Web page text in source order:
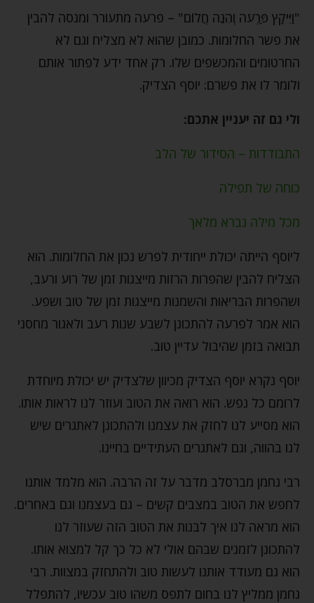
"וַיִּיקַץ פַּרְעֹה וְהִנֵּה חֲלוֹם" – פרעה מתעורר ומנסה להבין
את פשר החלומות. כמובן שהוא לא מצליח וגם לא
החרטומים והמכשפים שלו. רק אחד ידע לפתור אותם
ולומר לו את פשרם: יוסף הצדיק.
ולי גם זה יעניין אתכם:
התבודדות – הסידור של הלב
כוחה של תפילה
מכל מילה נברא מלאך
ליוסף הייתה יכולת ייחודית לפרש נכון את החלומות. הוא
הצליח להבין שהפרות הרזות מייצגות זמן של רוע ורעב,
ושהפרות הבריאות והשמנות מייצגות זמן של טוב ושפע.
הוא אמר לפרעה להתכונן לשבע שנות רעב ולאגור מחסני
תבואה בזמן שהיבול עדיין טוב.
יוסף נקרא יוסף הצדיק מכיוון שלצדיק יש יכולת מיוחדת
לרומם כל נפש. הוא רואה את הטוב ועוזר לנו לראות אותו.
הוא מסייע לנו לחזק את עצמנו ולהתכונן לאתגרים שיש
לנו בהווה, וגם לאתגרים העתידיים בחיינו.
רבי נחמן מברסלב מדבר על זה הרבה. הוא מלמד אותנו
לחפש את הטוב במצבים קשים – גם בעצמנו וגם באחרים.
הוא מראה לנו איך לבנות את הטוב הזה שעוזר לנו
להתכונן לזמנים שבהם אולי לא כל כך קל למצוא אותו.
הוא גם מעודד אותנו לעשות טוב ולהתחזק במצוות. רבי
נחמן ממליץ לנו בחום לתפס משהו טוב עכשיו, להתפלל